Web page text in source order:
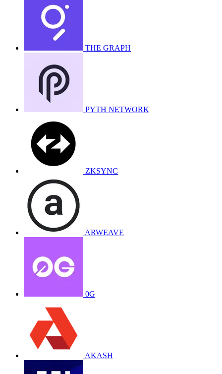
THE GRAPH
PYTH NETWORK
ZKSYNC
ARWEAVE
0G
AKASH